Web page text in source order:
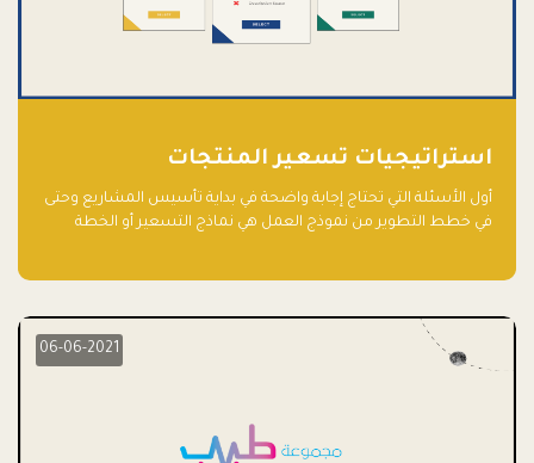
استراتيجيات تسعير المنتجات
أول الأسئلة التي تحتاج إجابة واضحة في بداية تأسيس المشاريع وحتى
في خطط التطوير من نموذج العمل هي نماذج التسعير أو الخطة
06-06-2021